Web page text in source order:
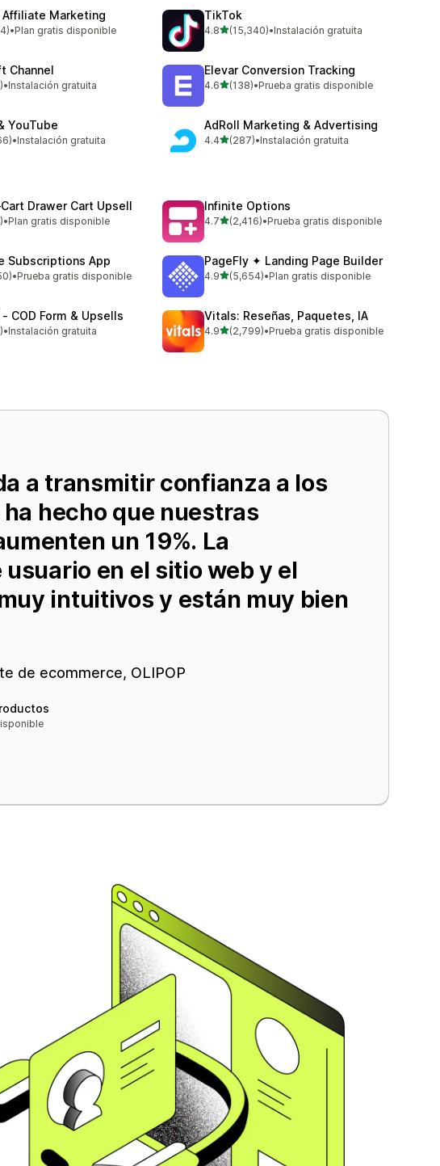
Affiliate Marketing
en total
•Plan gratis disponible
TikTok
4.8de 5 estrellas
(15,340)
15340 reseñas en total
•Instalación gratuita
Channel
en total
•Instalación gratuita
Elevar Conversion Tracking
4.6de 5 estrellas
(138)
138 reseñas en total
•Prueba gratis disponible
YouTube
en total
•Instalación gratuita
AdRoll Marketing & Advertising
4.4de 5 estrellas
(287)
287 reseñas en total
•Instalación gratuita
Drawer Cart Upsell
en total
•Plan gratis disponible
Infinite Options
4.7de 5 estrellas
(2,416)
2416 reseñas en total
•Prueba gratis disponible
Subscriptions App
en total
•Prueba gratis disponible
PageFly ✦ Landing Page Builder
4.9de 5 estrellas
(5,654)
5654 reseñas en total
•Plan gratis disponible
COD Form & Upsells
en total
•Instalación gratuita
Vitals: Reseñas, Paquetes, IA
4.9de 5 estrellas
(2,799)
2799 reseñas en total
•Prueba gratis disponible
a transmitir confianza a los
hecho que nuestras
un 19%. La
en el sitio web y el
intuitivos y están muy bien
de ecommerce, OLIPOP